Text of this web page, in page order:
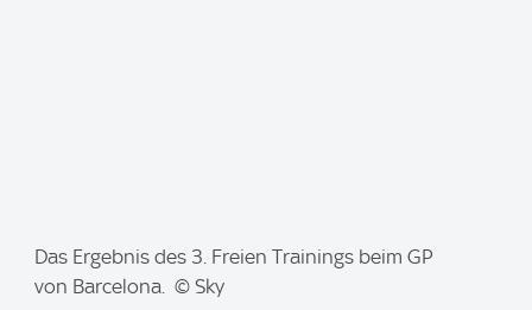
m
Das Ergebnis des 3. Freien Trainings beim GP
von Barcelona. © Sky